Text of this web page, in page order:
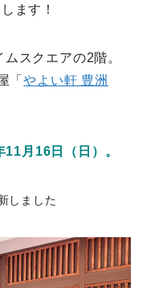
ます！
スクエアの2階。
「やよい軒 豊洲
月16日（日）。
しました